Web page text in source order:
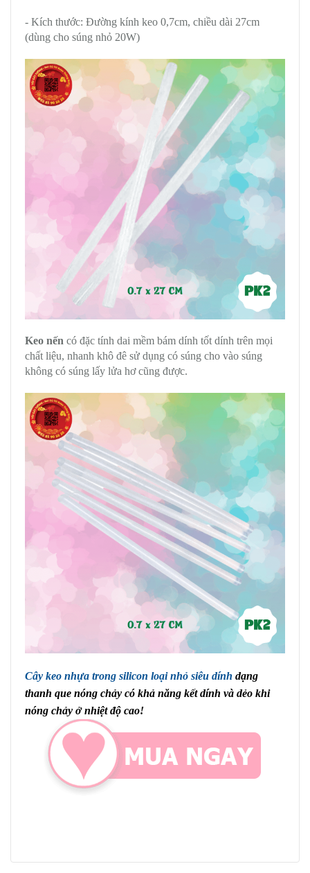
- Kích thước: Đường kính keo 0,7cm, chiều dài 27cm
(dùng cho súng nhỏ 20W)
Keo nến có đặc tính dai mềm bám dính tốt dính trên mọi
chất liệu, nhanh khô đê sử dụng có súng cho vào súng
không có súng lấy lửa hơ cũng được.
Cây keo nhựa trong silicon loại nhỏ siêu dính dạng
thanh que nóng chảy có khả năng kết dính và dẻo khi
nóng chảy ở nhiệt độ cao!